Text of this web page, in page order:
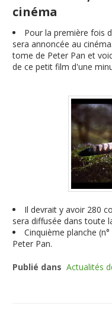
cinéma
Pour la première fois
sera annoncée au
tome de Peter Pan et
de ce petit film d'une
Il devrait y avoir 280
sera diffusée dans toute
Cinquième planche
Peter Pan.
Publié dans Actualités